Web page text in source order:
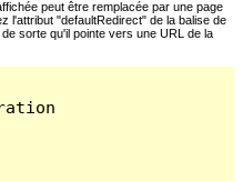
peut être remplacée par une page
l'attribut "defaultRedirect" de la balise de
sorte qu'il pointe vers une URL de la